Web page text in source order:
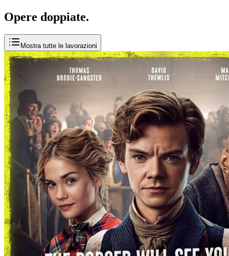
Opere doppiate.
Mostra tutte le lavorazioni